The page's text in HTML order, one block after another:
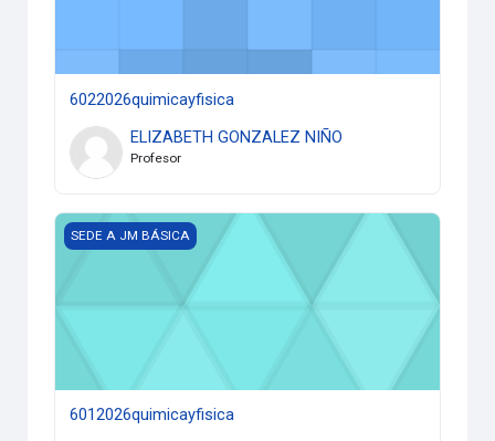
6022026quimicayfisica
ELIZABETH GONZALEZ NIÑO
Profesor
6012026quimicayfisica
SEDE A JM BÁSICA
6012026quimicayfisica